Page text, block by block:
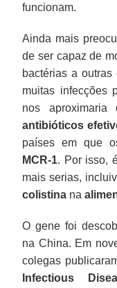
funcionam.
Ainda mais
de ser capaz de
bactérias a outras
muitas infecções
nos
antibióticos
países em que
MCR-1. Por isso,
mais serias,
colistina na
O gene foi
na China. Em
colegas
Infectious